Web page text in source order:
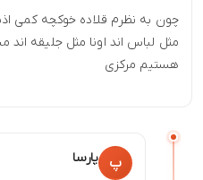
چون به نظرم قلاده خوکچه کمی
مثل لباس اند اونا مثل جلیقه اند
هستیم مرکزی
پ پارسا